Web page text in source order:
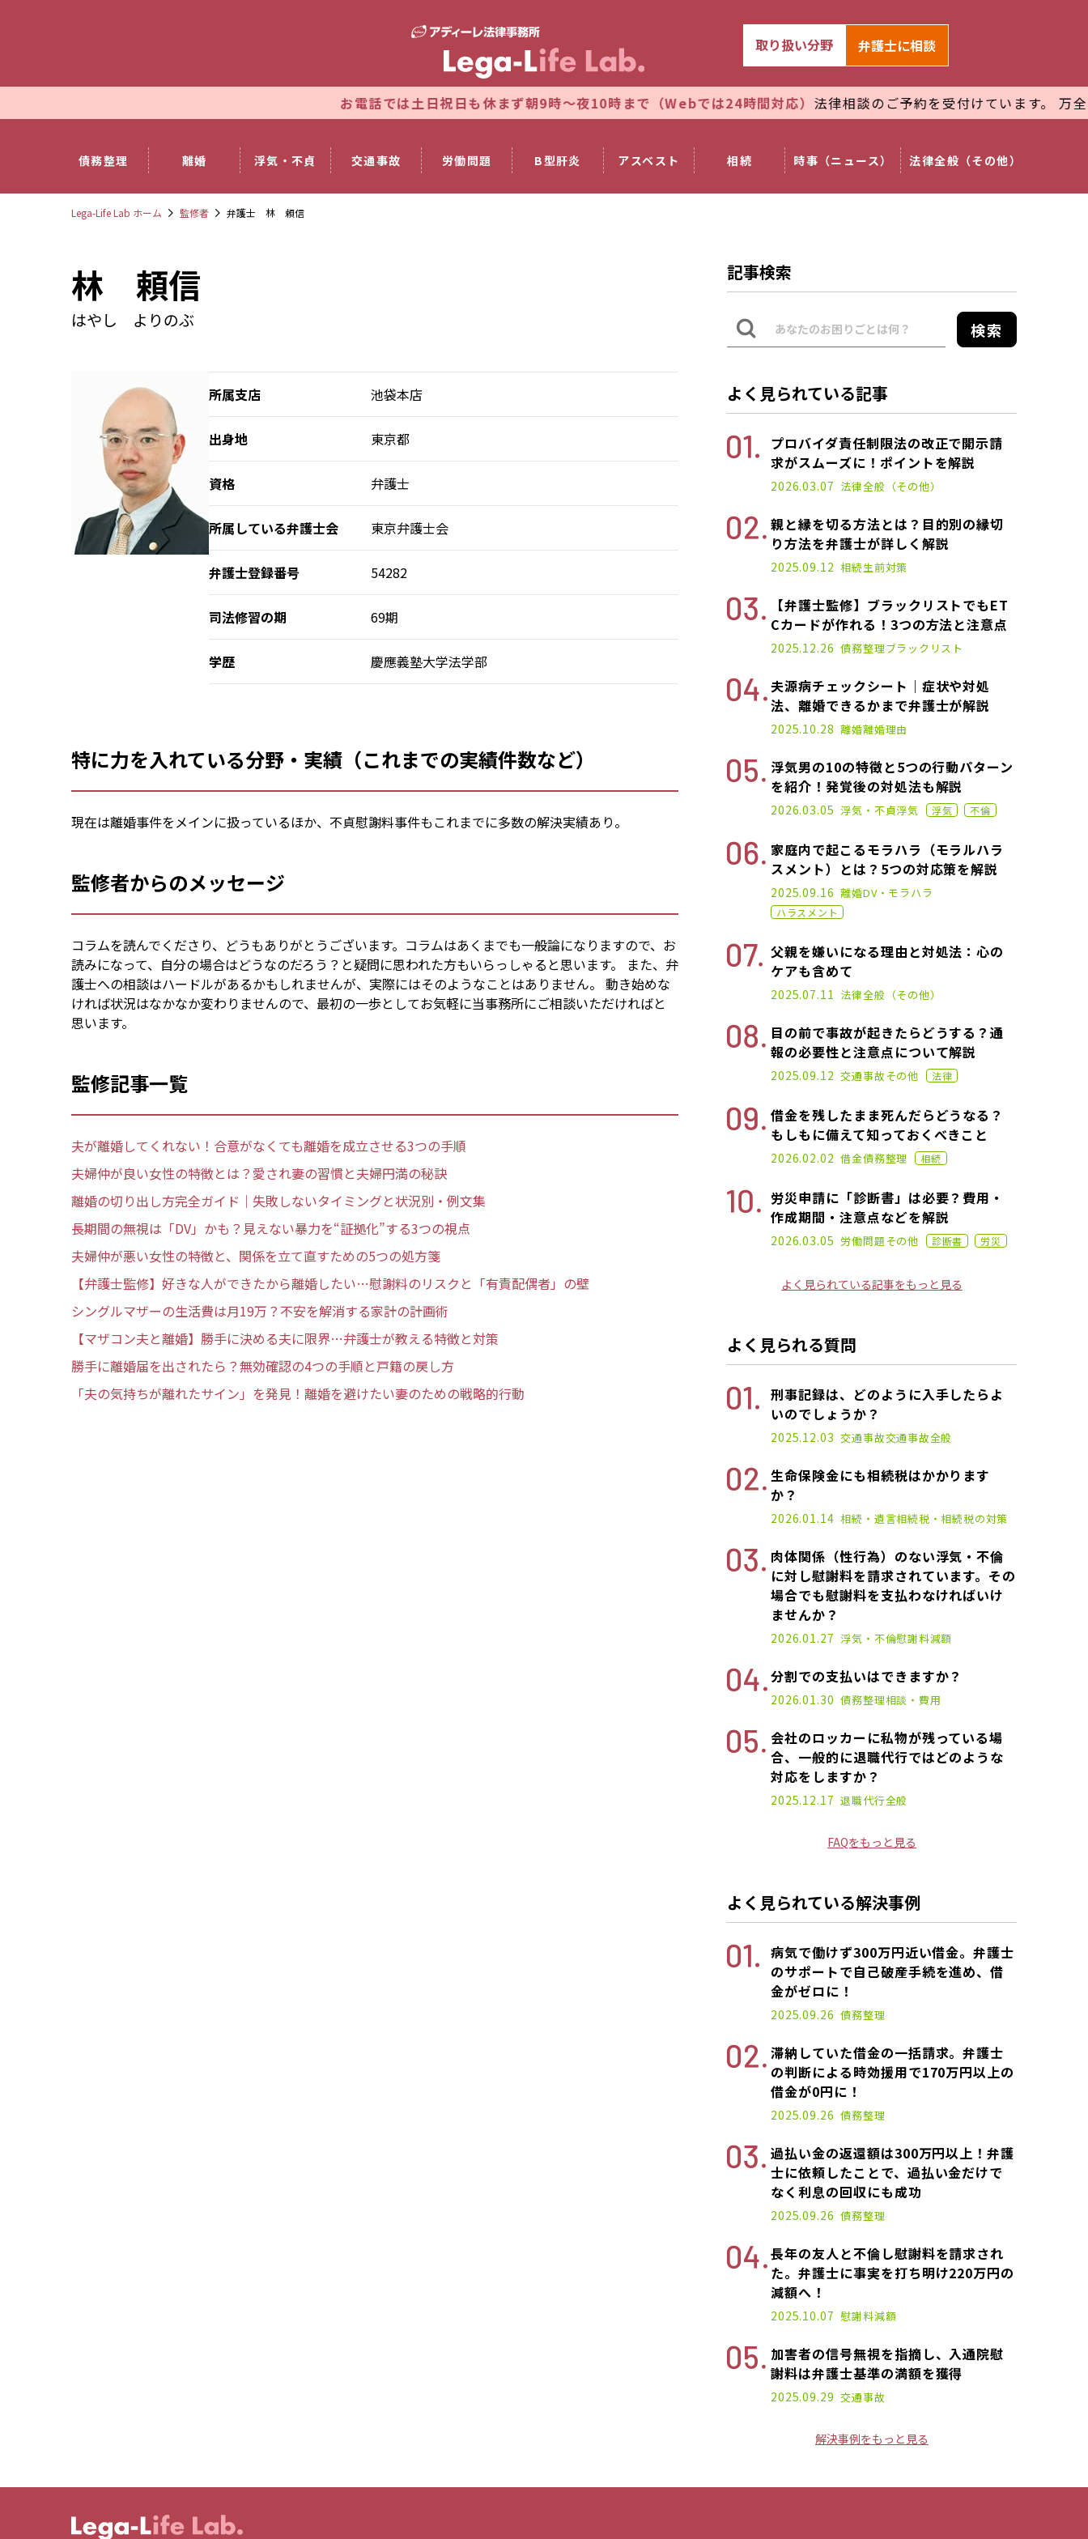
お電話では土日祝日も休まず朝9時～夜10時まで（Webでは24時間対応）法律相談のご予約を受付けています。 万全な管理
債務整理 離婚 浮気・不貞 交通事故 労働問題 B型肝炎 アスベスト 相続 時事（ニュース） 法律全般（その他）
取り扱い分野 弁護士に相談
Lega-Life Lab ホーム 監修者 弁護士 林 頼信
林 頼信
はやし よりのぶ
所属支店 池袋本店
出身地 東京都
資格 弁護士
所属している弁護士会 東京弁護士会
弁護士登録番号 54282
司法修習の期 69期
学歴 慶應義塾大学法学部
特に力を入れている分野・実績（これまでの実績件数など）
現在は離婚事件をメインに扱っているほか、不貞慰謝料事件もこれまでに多数の解決実績あり。
監修者からのメッセージ
コラムを読んでくださり、どうもありがとうございます。コラムはあくまでも一般論になりますので、お
読みになって、自分の場合はどうなのだろう？と疑問に思われた方もいらっしゃると思います。 また、弁
護士への相談はハードルがあるかもしれませんが、実際にはそのようなことはありません。 動き始めな
ければ状況はなかなか変わりませんので、最初の一歩としてお気軽に当事務所にご相談いただければと
思います。
監修記事一覧
夫が離婚してくれない！合意がなくても離婚を成立させる3つの手順
夫婦仲が良い女性の特徴とは？愛され妻の習慣と夫婦円満の秘訣
離婚の切り出し方完全ガイド｜失敗しないタイミングと状況別・例文集
長期間の無視は「DV」かも？見えない暴力を“証拠化”する3つの視点
夫婦仲が悪い女性の特徴と、関係を立て直すための5つの処方箋
【弁護士監修】好きな人ができたから離婚したい…慰謝料のリスクと「有責配偶者」の壁
シングルマザーの生活費は月19万？不安を解消する家計の計画術
【マザコン夫と離婚】勝手に決める夫に限界…弁護士が教える特徴と対策
勝手に離婚届を出されたら？無効確認の4つの手順と戸籍の戻し方
「夫の気持ちが離れたサイン」を発見！離婚を避けたい妻のための戦略的行動
記事検索
検索
よく見られている記事
プロバイダ責任制限法の改正で開示請
求がスムーズに！ポイントを解説
2022.11.14
2026.03.07 法律全般（その他）
親と縁を切る方法とは？目的別の縁切
り方法を弁護士が詳しく解説
2025.03.10
2025.09.12 相続生前対策
【弁護士監修】ブラックリストでもET
Cカードが作れる！3つの方法と注意点
2021.01.14
2025.12.26 債務整理ブラックリスト
夫源病チェックシート｜症状や対処
法、離婚できるかまで弁護士が解説
2025.01.17
2025.10.28 離婚離婚理由
浮気男の10の特徴と5つの行動パターン
を紹介！発覚後の対処法も解説
2022.12.07
2026.03.05 浮気・不貞浮気 浮気 不倫
家庭内で起こるモラハラ（モラルハラ
スメント）とは？5つの対応策を解説
2020.11.02
2025.09.16 離婚DV・モラハラ
ハラスメント
父親を嫌いになる理由と対処法：心の
ケアも含めて
2025.02.19
2025.07.11 法律全般（その他）
目の前で事故が起きたらどうする？通
報の必要性と注意点について解説
2021.02.26
2025.09.12 交通事故その他 法律
借金を残したまま死んだらどうなる？
もしもに備えて知っておくべきこと
2021.02.26
2026.02.02 借金債務整理 相続
労災申請に「診断書」は必要？費用・
作成期間・注意点などを解説
2024.11.22
2026.03.05 労働問題その他 診断書 労災
よく見られている記事をもっと見る
よく見られる質問
刑事記録は、どのように入手したらよ
いのでしょうか？
2025.12.03 交通事故交通事故全般
生命保険金にも相続税はかかります
か？
2026.01.14 相続・遺言相続税・相続税の対策
肉体関係（性行為）のない浮気・不倫
に対し慰謝料を請求されています。その
場合でも慰謝料を支払わなければいけ
ませんか？
2026.01.27 浮気・不倫慰謝料減額
分割での支払いはできますか？
2026.01.30 債務整理相談・費用
会社のロッカーに私物が残っている場
合、一般的に退職代行ではどのような
対応をしますか？
2025.12.17 退職代行全般
FAQをもっと見る
よく見られている解決事例
病気で働けず300万円近い借金。弁護士
のサポートで自己破産手続を進め、借
金がゼロに！
2025.09.26 債務整理
滞納していた借金の一括請求。弁護士
の判断による時効援用で170万円以上の
借金が0円に！
2025.09.26 債務整理
過払い金の返還額は300万円以上！弁護
士に依頼したことで、過払い金だけで
なく利息の回収にも成功
2025.09.26 債務整理
長年の友人と不倫し慰謝料を請求され
た。弁護士に事実を打ち明け220万円の
減額へ！
2025.10.07 慰謝料減額
加害者の信号無視を指摘し、入通院慰
謝料は弁護士基準の満額を獲得
2025.09.29 交通事故
解決事例をもっと見る